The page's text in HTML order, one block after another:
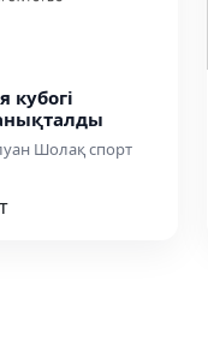
Шолақ спорт